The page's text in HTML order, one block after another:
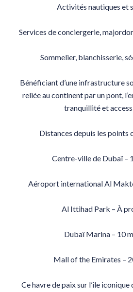
Activités nautiques et
Services de conciergerie,
Sommelier, blanchisserie,
Bénéficiant d’une infrastructure
reliée au continent par un pont,
tranquillité et
Distances depuis les points
Centre-ville de Dubaï –
Aéroport international Al
Al Ittihad Park – À
Dubaï Marina – 10
Mall of the Emirates –
Ce havre de paix sur l’île